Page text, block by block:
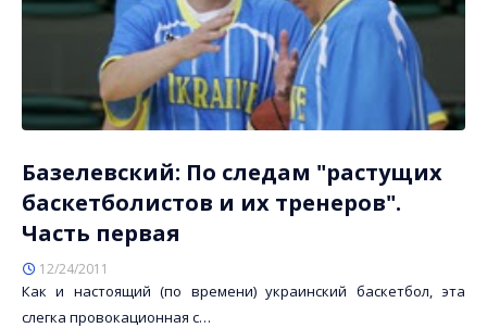
Базелевский: По следам "растущих
баскетболистов и их тренеров".
Часть первая
12/24/2011
Как и настоящий (по времени) украинский баскетбол, эта
слегка провокационная с…